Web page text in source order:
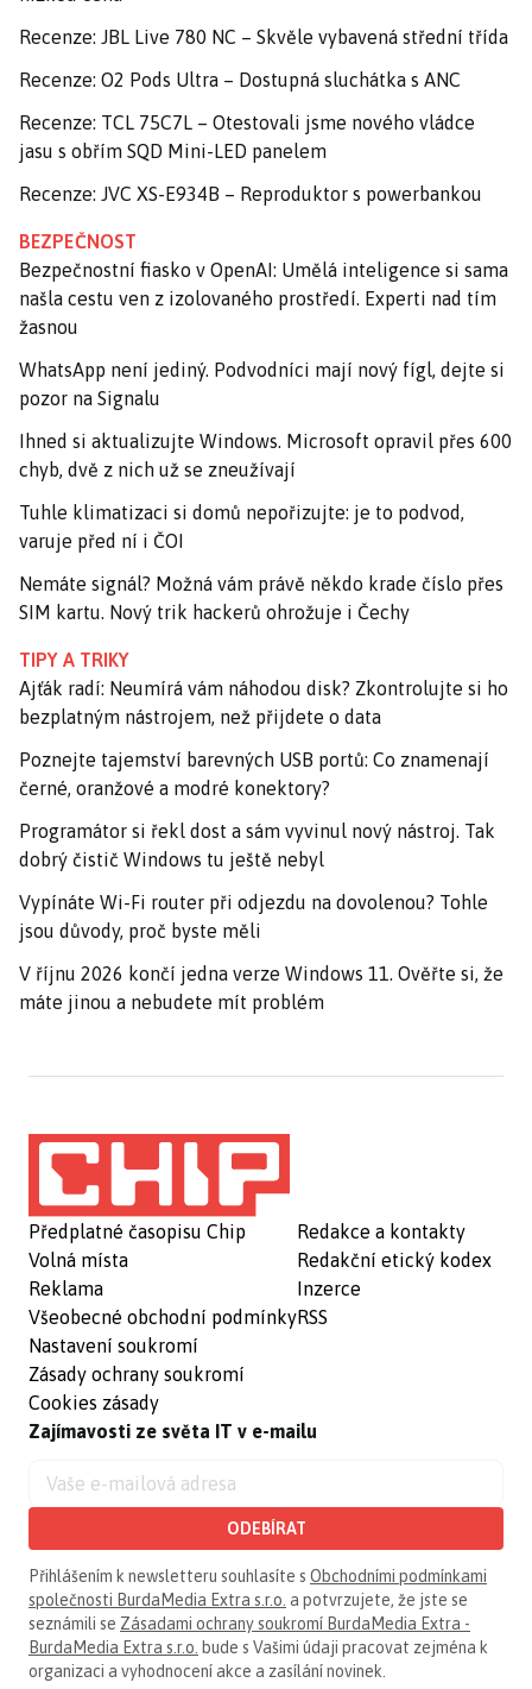
Recenze: JBL Live 780 NC – Skvěle vybavená střední třída
Recenze: O2 Pods Ultra – Dostupná sluchátka s ANC
Recenze: TCL 75C7L – Otestovali jsme nového vládce
jasu s obřím SQD Mini-LED panelem
Recenze: JVC XS-E934B – Reproduktor s powerbankou
BEZPEČNOST
Bezpečnostní fiasko v OpenAI: Umělá inteligence si sama
našla cestu ven z izolovaného prostředí. Experti nad tím
žasnou
WhatsApp není jediný. Podvodníci mají nový fígl, dejte si
pozor na Signalu
Ihned si aktualizujte Windows. Microsoft opravil přes 600
chyb, dvě z nich už se zneužívají
Tuhle klimatizaci si domů nepořizujte: je to podvod,
varuje před ní i ČOI
Nemáte signál? Možná vám právě někdo krade číslo přes
SIM kartu. Nový trik hackerů ohrožuje i Čechy
TIPY A TRIKY
Ajťák radí: Neumírá vám náhodou disk? Zkontrolujte si ho
bezplatným nástrojem, než přijdete o data
Poznejte tajemství barevných USB portů: Co znamenají
černé, oranžové a modré konektory?
Programátor si řekl dost a sám vyvinul nový nástroj. Tak
dobrý čistič Windows tu ještě nebyl
Vypínáte Wi-Fi router při odjezdu na dovolenou? Tohle
jsou důvody, proč byste měli
V říjnu 2026 končí jedna verze Windows 11. Ověřte si, že
máte jinou a nebudete mít problém
Předplatné časopisu Chip
Volná místa
Reklama
Všeobecné obchodní podmínky
Nastavení soukromí
Zásady ochrany soukromí
Cookies zásady
Redakce a kontakty
Redakční etický kodex
Inzerce
RSS
Zajímavosti ze světa IT v e-mailu
ODEBÍRAT
Přihlášením k newsletteru souhlasíte s Obchodními podmínkami
společnosti BurdaMedia Extra s.r.o. a potvrzujete, že jste se
seznámili se Zásadami ochrany soukromí BurdaMedia Extra -
BurdaMedia Extra s.r.o. bude s Vašimi údaji pracovat zejména k
organizaci a vyhodnocení akce a zasílání novinek.